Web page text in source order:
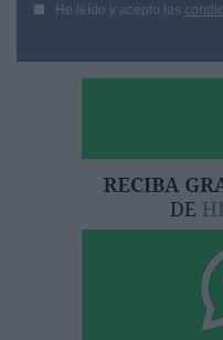
He leído y acepto las